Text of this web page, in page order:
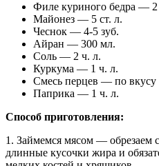
Филе куриного бедра — 2
Майонез — 5 ст. л.
Чеснок — 4-5 зуб.
Айран — 300 мл.
Соль — 2 ч. л.
Куркума — 1 ч. л.
Смесь перцев — по вкусу
Паприка — 1 ч. л.
Способ приготовления:
1. Займемся мясом —
длинные кусочки жира и